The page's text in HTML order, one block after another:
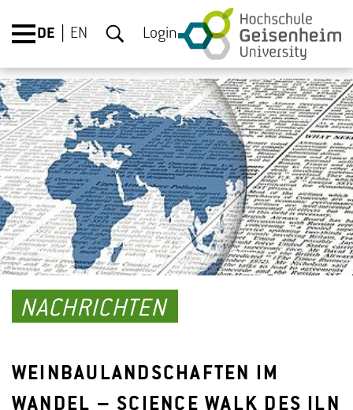
DE EN Login
NACHRICHTEN
WEINBAULANDSCHAFTEN IM
WANDEL – SCIENCE WALK DES ILN